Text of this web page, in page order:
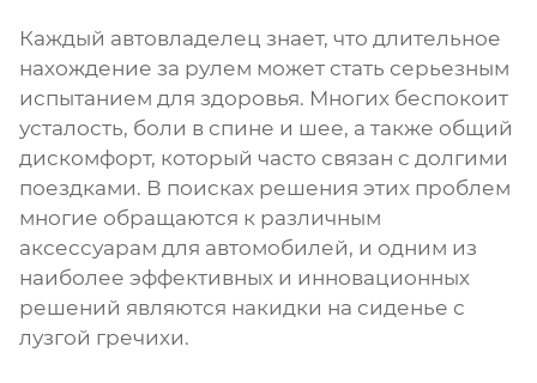
Каждый автовладелец знает, что длительное
нахождение за рулем может стать серьезным
испытанием для здоровья. Многих беспокоит
усталость, боли в спине и шее, а также общий
дискомфорт, который часто связан с долгими
поездками. В поисках решения этих проблем
многие обращаются к различным
аксессуарам для автомобилей, и одним из
наиболее эффективных и инновационных
решений являются накидки на сиденье с
лузгой гречихи.